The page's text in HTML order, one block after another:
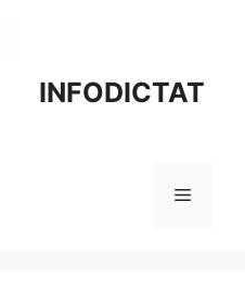
INFODICTAT
Menu